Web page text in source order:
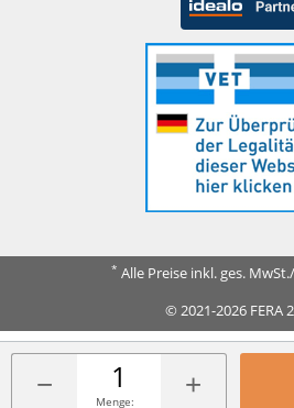
− +
Menge:
* Alle Preise inkl. ges.
© 2021-2026 FERA
FERA